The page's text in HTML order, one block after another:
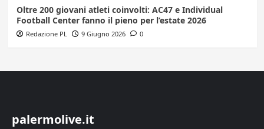
Oltre 200 giovani atleti coinvolti: AC47 e Individual
Football Center fanno il pieno per l’estate 2026
Redazione PL 9 Giugno 2026 0
palermolive.it